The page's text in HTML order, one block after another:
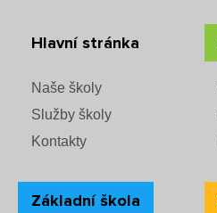
Hlavní stránka
Naše školy
Služby školy
Kontakty
Základní škola